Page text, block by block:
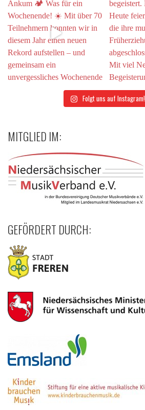
Folgt uns auf Instagram!
MITGLIED IM:
GEFÖRDERT DURCH: